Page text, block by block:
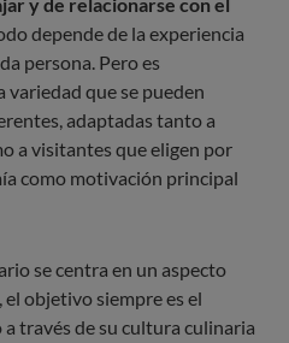
depende de la experiencia
persona. Pero es
variedad que se pueden
adaptadas tanto a
a visitantes que eligen por
como motivación principal
se centra en un aspecto
objetivo siempre es el
través de su cultura culinaria